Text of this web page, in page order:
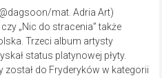
mat. Adria Art)
„Nic do stracenia” także
Trzeci album artysty
status platynowej płyty.
został do Fryderyków w kategorii